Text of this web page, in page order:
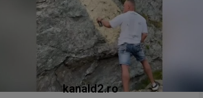
kanald2.ro